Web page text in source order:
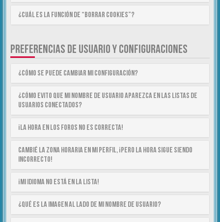
¿Cuál es la función de “Borrar cookies”?
PREFERENCIAS DE USUARIO Y CONFIGURACIONES
¿Cómo se puede cambiar mi configuración?
¿Cómo evito que mi nombre de usuario aparezca en las listas de
usuarios conectados?
¡La hora en los foros no es correcta!
Cambié la zona horaria en mi perfil, ¡pero la hora sigue siendo
incorrecto!
¡Mi idioma no está en la lista!
¿Qué es la imagen al lado de mi nombre de usuario?